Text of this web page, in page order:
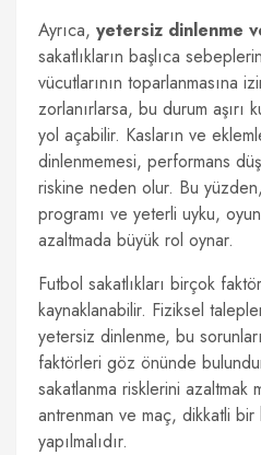
Ayrıca, yetersiz dinlenme
sakatlıkların başlıca
vücutlarının toparlanmasına
zorlanırlarsa, bu durum aşırı
yol açabilir. Kasların ve
dinlenmemesi, performans
riskine neden olur. Bu
programı ve yeterli uyku,
azaltmada büyük rol oynar.
Futbol sakatlıkları birçok
kaynaklanabilir. Fiziksel
yetersiz dinlenme, bu
faktörleri göz önünde
sakatlanma risklerini azaltmak
antrenman ve maç, dikkatli
yapılmalıdır.